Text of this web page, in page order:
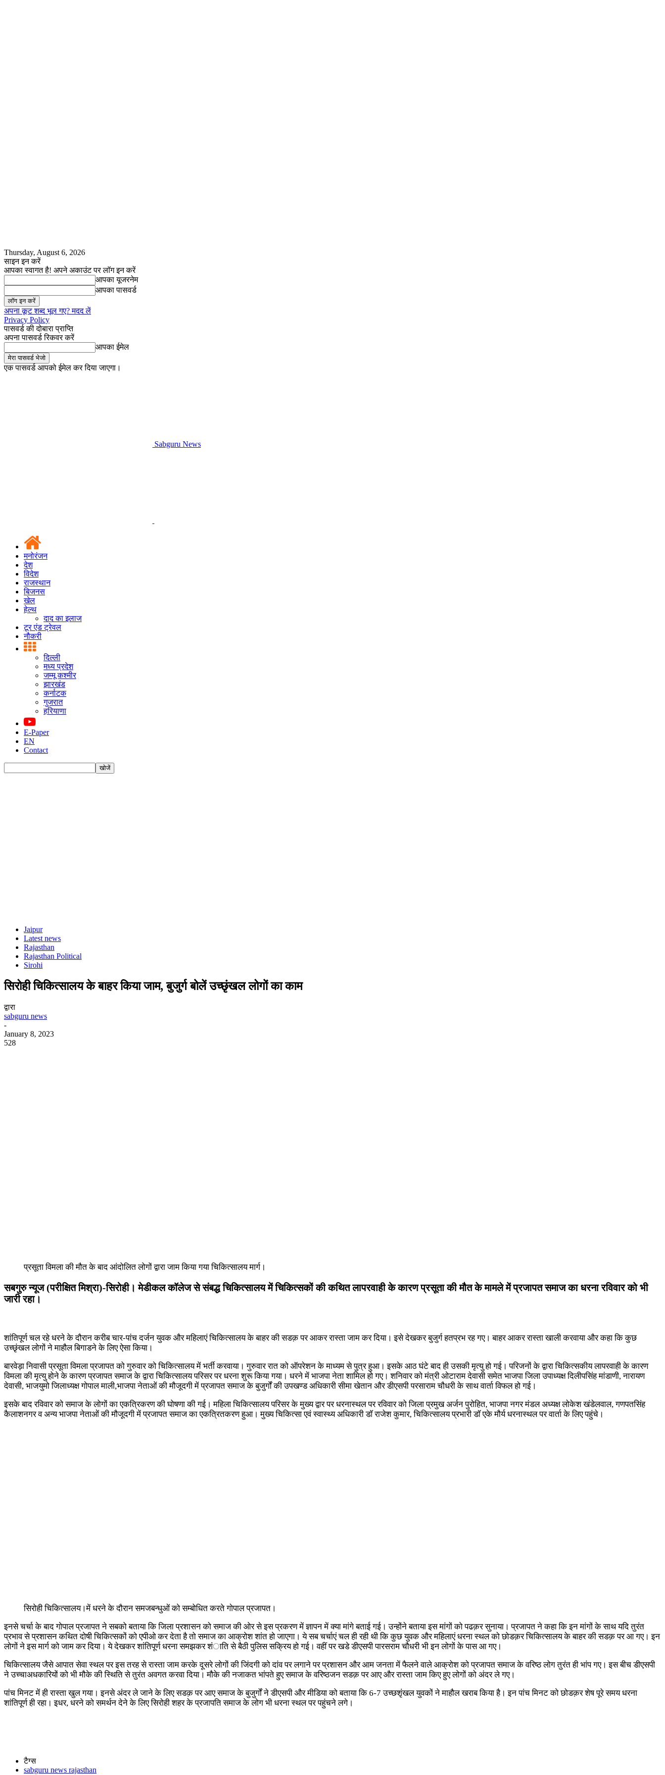
Thursday, August 6, 2026
साइन इन करें
आपका स्वागत है! अपने अकाउंट पर लॉग इन करें
आपका यूजरनेम
आपका पासवर्ड
अपना कूट शब्द भूल गए? मदद लें
Privacy Policy
पासवर्ड की दोबारा प्राप्ति
अपना पासवर्ड रिकवर करें
आपका ईमेल
एक पासवर्ड आपको ईमेल कर दिया जाएगा।
Sabguru News
मनोरंजन
देश
विदेश
राजस्थान
बिजनस
खेल
हेल्थ
दाद का इलाज
टूर एंड ट्रेवल
नौकरी
दिल्ली
मध्य प्रदेश
जम्मू कश्मीर
झारखंड
कर्नाटक
गुजरात
हरियाणा
E-Paper
EN
Contact
Jaipur
Latest news
Rajasthan
Rajasthan Political
Sirohi
सिरोही चिकित्सालय के बाहर किया जाम, बुजुर्ग बोलें उच्छृंखल लोगों का काम
द्वारा
sabguru news
-
January 8, 2023
528
प्रसूता विमला की मौत के बाद आंदोलित लोगों द्वारा जाम किया गया चिकित्सालय मार्ग।
सबगुरु न्यूज (परीक्षित मिश्रा)-सिरोही। मेडीकल कॉलेज से संबद्ध चिकित्सालय में चिकित्सकों की कथित लापरवाही के कारण प्रसूता की मौत के मामले में प्रजापत समाज का धरना रविवार को भी
जारी रहा।
शांतिपूर्ण चल रहे धरने के दौरान करीब चार-पांच दर्जन युवक और महिलाएं चिकित्सालय के बाहर की सडक़ पर आकर रास्ता जाम कर दिया। इसे देखकर बुजुर्ग हतप्रभ रह गए। बाहर आकर रास्ता खाली करवाया और कहा कि कुछ
उच्छृंखल लोगों ने माहौल बिगाडने के लिए ऐसा किया।
बारवेड़ा निवासी प्रसूता विमला प्रजापत को गुरुवार को चिकित्सालय में भर्ती करवाया। गुरुवार रात को ऑपरेशन के माध्यम से पुत्र हुआ। इसके आठ घंटे बाद ही उसकी मृत्यु हो गई। परिजनों के द्वारा चिकित्सकीय लापरवाही के कारण
विमला की मृत्यु होने के कारण प्रजापत समाज के द्वारा चिकित्सालय परिसर पर धरना शुरू किया गया। धरने में भाजपा नेता शामिल हो गए। शनिवार को मंत्री ओटाराम देवासी समेत भाजपा जिला उपाध्यक्ष दिलीपसिंह मांडाणी, नारायण
देवासी, भाजयुमो जिलाध्यक्ष गोपाल माली,भाजपा नेताओं की मौजूदगी में प्रजापत समाज के बुजुर्गों की उपखण्ड अधिकारी सीमा खेतान और डीएसपी परसाराम चौधरी के साथ वार्ता विफल हो गई।
इसके बाद रविवार को समाज के लोगों का एकत्रिकरण की घोषणा की गई। महिला चिकित्सालय परिसर के मुख्य द्वार पर धरनास्थल पर रविवार को जिला प्रमुख अर्जन पुरोहित, भाजपा नगर मंडल अध्यक्ष लोकेश खंडेलवाल, गणपतसिंह
कैलाशनगर व अन्य भाजपा नेताओं की मौजूदगी में प्रजापत समाज का एकत्रितकरण हुआ। मुख्य चिकित्सा एवं स्वास्थ्य अधिकारी डॉ राजेश कुमार, चिकित्सालय प्रभारी डॉ एके मौर्य धरनास्थल पर वार्ता के लिए पहुंचे।
सिरोही चिकित्सालय।में धरने के दौरान समजबन्धुओं को सम्बोधित करते गोपाल प्रजापत।
इनसे चर्चा के बाद गोपाल प्रजापत ने सबको बताया कि जिला प्रशासन को समाज की ओर से इस प्रकरण में ज्ञापन में क्या मांगे बताई गई। उन्होंने बताया इस मांगों को पढक़र सुनाया। प्रजापत ने कहा कि इन मांगों के साथ यदि तुरंत
प्रभाव से प्रशासन कथित दोषी चिकित्सकों को एपीओ कर देता है तो समाज का आक्रोश शांत हो जाएगा। ये सब चर्चाएं चल ही रही थी कि कुछ युवक और महिलाएं धरना स्थल को छोडक़र चिकित्सालय के बाहर की सडक़ पर आ गए। इन
लोगों ने इस मार्ग को जाम कर दिया। ये देखकर शांतिपूर्ण धरना समझकर शंाति से बैठी पुलिस सक्रिय हो गई। वहीं पर खडे डीएसपी पारसराम चौधरी भी इन लोगों के पास आ गए।
चिकित्सालय जैसे आपात सेवा स्थल पर इस तरह से रास्ता जाम करके दूसरे लोगों की जिंदगी को दांव पर लगाने पर प्रशासन और आम जनता में फैलने वाले आक्रोश को प्रजापत समाज के वरिष्ठ लोग तुरंत ही भांप गए। इस बीच डीएसपी
ने उच्चाअधकारियों को भी मौके की स्थिति से तुरंत अवगत करवा दिया। मौके की नजाकत भांपते हुए समाज के वरिष्ठजन सडक़ पर आए और रास्ता जाम किए हुए लोगों को अंदर ले गए।
पांच मिनट में ही रास्ता खुल गया। इनसे अंदर ले जाने के लिए सडक़ पर आए समाज के बुजुर्गों ने डीएसपी और मीडिया को बताया कि 6-7 उच्छशृंखल युवकों ने माहौल खराब किया है। इन पांच मिनट को छोडक़र शेष पूरे समय धरना
शांतिपूर्ण ही रहा। इधर, धरने को समर्थन देने के लिए सिरोही शहर के प्रजापति समाज के लोग भी धरना स्थल पर पहुंचने लगे।
टैग्स
sabguru news rajasthan